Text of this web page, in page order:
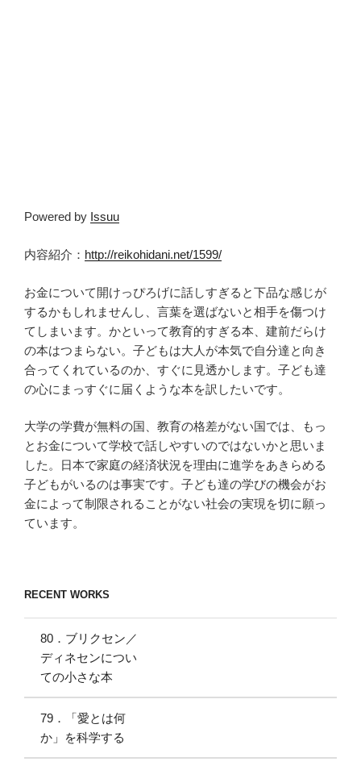
Powered by Issuu
内容紹介： http://reikohidani.net/1599/
お金について開けっぴろげに話しすぎると下品な感じが
するかもしれませんし、言葉を選ばないと相手を傷つけ
てしまいます。かといって教育的すぎる本、建前だらけ
の本はつまらない。子どもは大人が本気で自分達と向き
合ってくれているのか、すぐに見透かします。子ども達
の心にまっすぐに届くような本を訳したいです。
大学の学費が無料の国、教育の格差がない国では、もっ
とお金について学校で話しやすいのではないかと思いま
した。日本で家庭の経済状況を理由に進学をあきらめる
子どもがいるのは事実です。子ども達の学びの機会がお
金によって制限されることがない社会の実現を切に願っ
ています。
RECENT WORKS
80．ブリクセン／
ディネセンについ
ての小さな本
79．「愛とは何
か」を科学する